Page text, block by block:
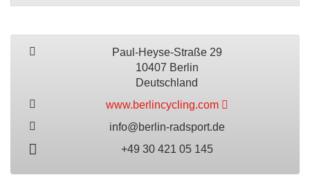
Paul-Heyse-Straße 29
10407 Berlin
Deutschland
www.berlincycling.com
info@berlin-radsport.de
+49 30 421 05 145